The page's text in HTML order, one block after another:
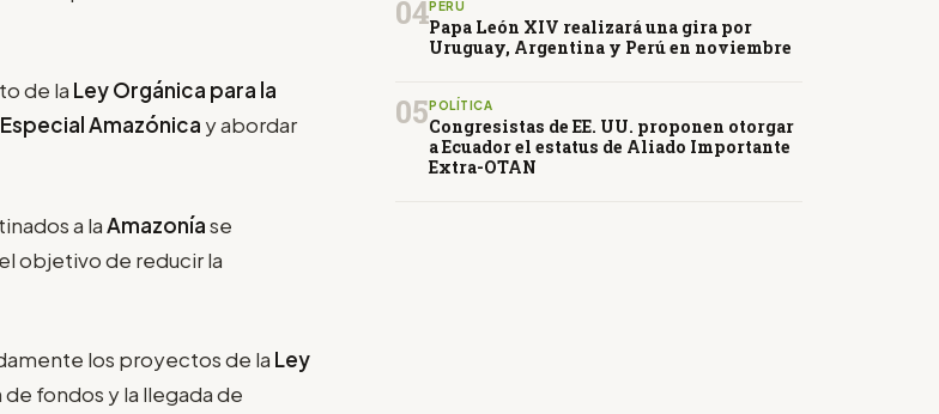
de la Ley Orgánica para la
Amazónica y abordar
a laAmazoníase
objetivo de reducir la
los proyectos de la Ley
fondos y la llegada de
04PERÚ
Papa León XIV realizará una gira por
Uruguay, Argentina y Perú en noviembre
05 POLÍTICA
Congresistas de EE. UU. proponen otorgar
a Ecuador el estatus de Aliado Importante
Extra-OTAN